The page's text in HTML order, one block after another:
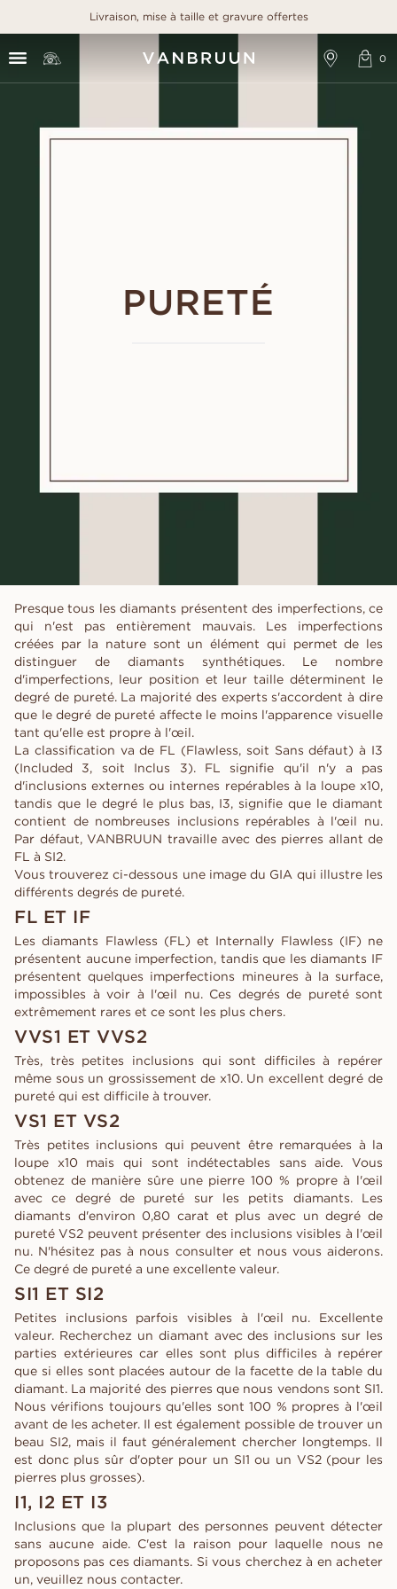
Livraison, mise à taille et gravure offertes
PURETÉ
Presque tous les diamants présentent des imperfections, ce
qui n'est pas entièrement mauvais. Les imperfections
créées par la nature sont un élément qui permet de les
distinguer de diamants synthétiques. Le nombre
d'imperfections, leur position et leur taille déterminent le
degré de pureté. La majorité des experts s'accordent à dire
que le degré de pureté affecte le moins l'apparence visuelle
tant qu'elle est propre à l'œil.
La classification va de FL (Flawless, soit Sans défaut) à I3
(Included 3, soit Inclus 3). FL signifie qu'il n'y a pas
d'inclusions externes ou internes repérables à la loupe x10,
tandis que le degré le plus bas, I3, signifie que le diamant
contient de nombreuses inclusions repérables à l'œil nu.
Par défaut, VANBRUUN travaille avec des pierres allant de
FL à SI2.
Vous trouverez ci-dessous une image du GIA qui illustre les
différents degrés de pureté.
FL ET IF
Les diamants Flawless (FL) et Internally Flawless (IF) ne
présentent aucune imperfection, tandis que les diamants IF
présentent quelques imperfections mineures à la surface,
impossibles à voir à l'œil nu. Ces degrés de pureté sont
extrêmement rares et ce sont les plus chers.
VVS1 ET VVS2
Très, très petites inclusions qui sont difficiles à repérer
même sous un grossissement de x10. Un excellent degré de
pureté qui est difficile à trouver.
VS1 ET VS2
Très petites inclusions qui peuvent être remarquées à la
loupe x10 mais qui sont indétectables sans aide. Vous
obtenez de manière sûre une pierre 100 % propre à l'œil
avec ce degré de pureté sur les petits diamants. Les
diamants d'environ 0,80 carat et plus avec un degré de
pureté VS2 peuvent présenter des inclusions visibles à l'œil
nu. N'hésitez pas à nous consulter et nous vous aiderons.
Ce degré de pureté a une excellente valeur.
SI1 ET SI2
Petites inclusions parfois visibles à l'œil nu. Excellente
valeur. Recherchez un diamant avec des inclusions sur les
parties extérieures car elles sont plus difficiles à repérer
que si elles sont placées autour de la facette de la table du
diamant. La majorité des pierres que nous vendons sont SI1.
Nous vérifions toujours qu'elles sont 100 % propres à l'œil
avant de les acheter. Il est également possible de trouver un
beau SI2, mais il faut généralement chercher longtemps. Il
est donc plus sûr d'opter pour un SI1 ou un VS2 (pour les
pierres plus grosses).
I1, I2 ET I3
Inclusions que la plupart des personnes peuvent détecter
sans aucune aide. C'est la raison pour laquelle nous ne
proposons pas ces diamants. Si vous cherchez à en acheter
un, veuillez nous contacter.